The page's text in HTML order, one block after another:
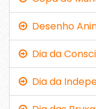
Desenho
Dia da
Dia da